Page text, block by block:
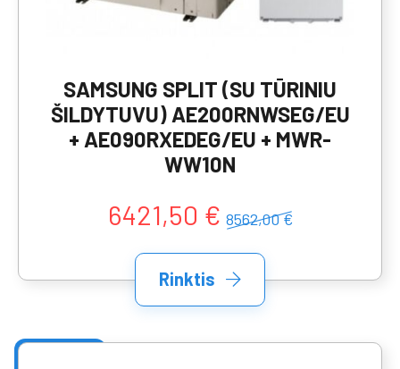
SAMSUNG SPLIT (SU TŪRINIU
ŠILDYTUVU) AE200RNWSEG/EU
+ AE090RXEDEG/EU + MWR-
WW10N
6421,50 € 8562,00 €
Rinktis